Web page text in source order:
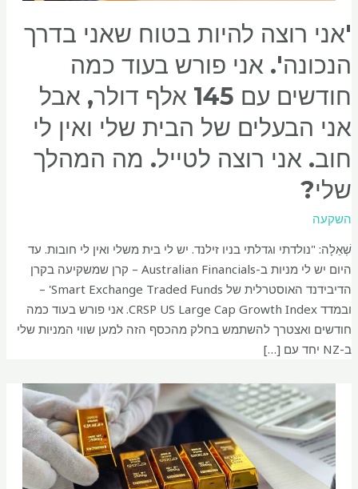
'אני רוצה להיות בטוח שאני בדרך
הנכונה'. אני פורש בעוד כמה
חודשים עם 145 אלף דולר, אבל
אני הבעלים של הבית שלי ואין לי
חוב. אני רוצה לטייל. מה המהלך
שלי?
השקעה
שְׁאֵלָה: "נולדתי וגדלתי בניו זילנד. יש לי בית משלי ואין לי חובות. עד
היום יש לי מניות ב-Australian Financials – קרן שמשקיעה בקרן
הדיבידנד האוסטרלית של Smart Exchange Traded Funds' –
ובמדד CRSP US Large Cap Growth Index. אני פורש בעוד כמה
חודשים ואצטרך להשתמש בחלק מהכסף הזה למען שווי המניות שלי
ב-NZ יחד עם […]